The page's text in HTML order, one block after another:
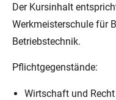
Der Kursinhalt
Werkmeisterschule für
Betriebstechnik.
Pflichtgegenstände:
Wirtschaft und Recht